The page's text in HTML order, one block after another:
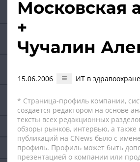
Московская
+
Чучалин
15.06.2006 ИТ в
* Страница-профиль компании,
создается редактором на основе
тексты всех редакционных
обзоры рынков, интервью, а
публикаций на CNews было с
профиль. Профиль может быть
презентацией о компании или